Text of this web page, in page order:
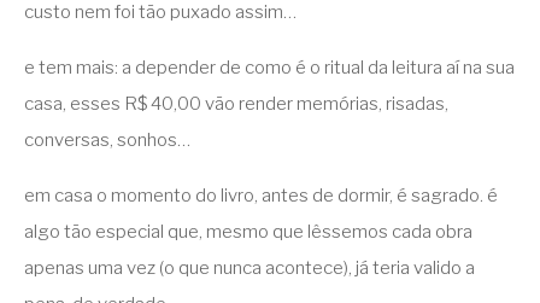
custo nem foi tão puxado assim…
e tem mais: a depender de como é o ritual da leitura aí na sua
casa, esses R$ 40,00 vão render memórias, risadas,
conversas, sonhos…
em casa o momento do livro, antes de dormir, é sagrado. é
algo tão especial que, mesmo que lêssemos cada obra
apenas uma vez (o que nunca acontece), já teria valido a